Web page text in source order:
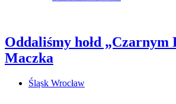
Oddaliśmy hołd „Czarnym
Maczka
Śląsk Wrocław